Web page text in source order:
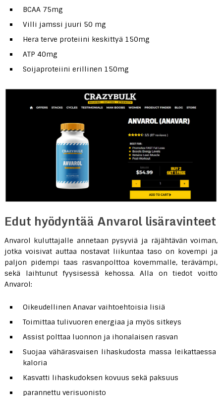
BCAA 75mg
Villi jamssi juuri 50 mg
Hera terve proteiini keskittyä 150mg
ATP 40mg
Soijaproteiini erillinen 150mg
Edut hyödyntää Anvarol lisäravinteet
Anvarol kuluttajalle annetaan pysyviä ja räjähtävän voiman,
jotka voisivat auttaa nostavat liikuntaa taso on kovempi ja
paljon pidempi taas rasvanpolttoa kovemmalle, terävämpi,
sekä laihtunut fyysisessä kehossa. Alla on tiedot voitto
Anvarol:
Oikeudellinen Anavar vaihtoehtoisia lisiä
Toimittaa tulivuoren energiaa ja myös sitkeys
Assist polttaa luonnon ja ihonalaisen rasvan
Suojaa vähärasvaisen lihaskudosta massa leikattaessa
kaloria
Kasvatti lihaskudoksen kovuus sekä paksuus
parannettu verisuonisto